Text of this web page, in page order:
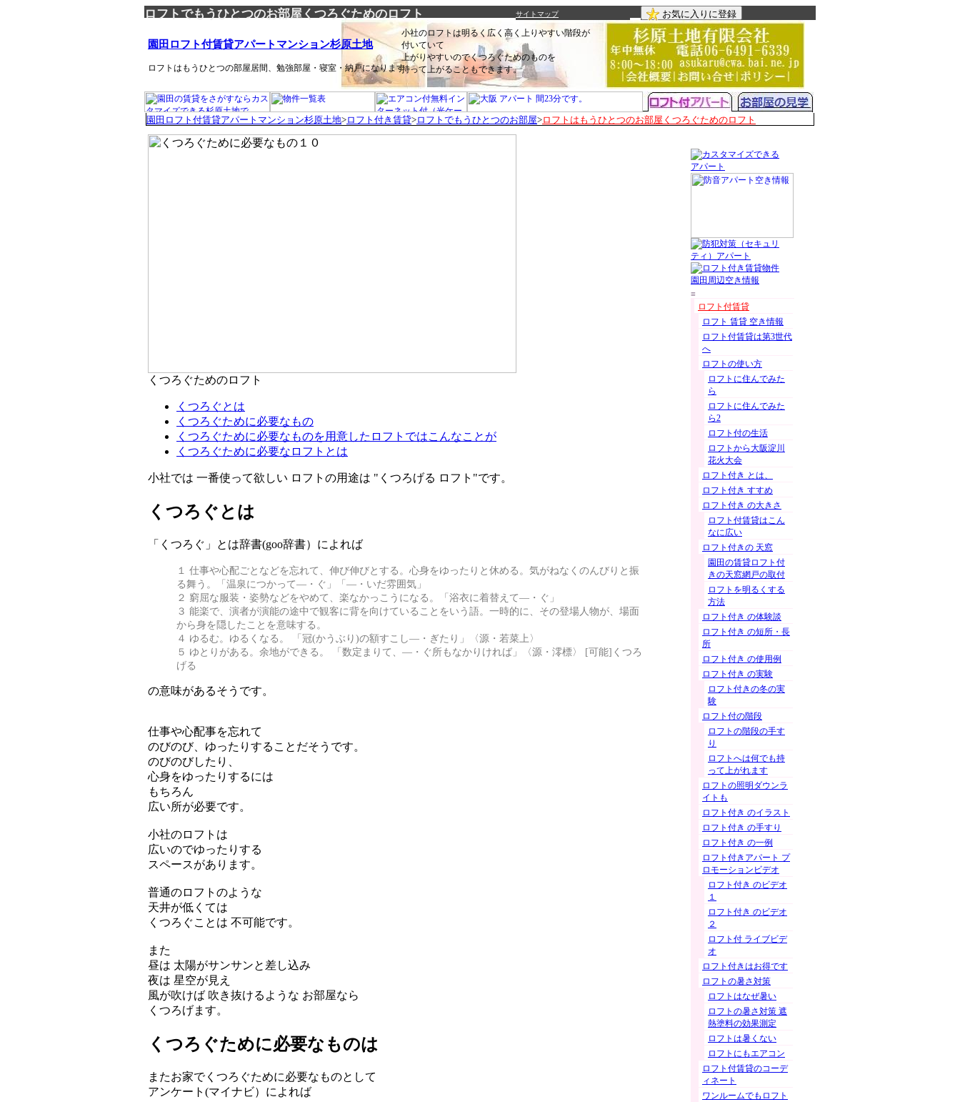
ロフトでもうひとつのお部屋くつろぐためのロフト
園田ロフト付賃貸アパートマンション杉原土地
ロフトはもうひとつの部屋居間、勉強部屋・寝室・納戸になります
小社のロフトは明るく広く高く上りやすい階段が
付いていて
上がりやすいのでくつろぐためのものを
持って上がることもできます。
くつろぐためのロフト
くつろぐとは
くつろぐために必要なもの
くつろぐために必要なものを用意したロフトではこんなことが
くつろぐために必要なロフトとは
小社では 一番使って欲しい ロフトの用途は "くつろげる ロフト"です。
くつろぐとは
「くつろぐ」とは辞書(goo辞書）によれば
１ 仕事や心配ごとなどを忘れて、伸び伸びとする。心身をゆったりと休める。気がねなくのんびりと振
る舞う。「温泉につかって―・ぐ」「―・いだ雰囲気」
２ 窮屈な服装・姿勢などをやめて、楽なかっこうになる。「浴衣に着替えて―・ぐ」
３ 能楽で、演者が演能の途中で観客に背を向けていることをいう語。一時的に、その登場人物が、場面
から身を隠したことを意味する。
４ ゆるむ。ゆるくなる。 「冠(かうぶり)の額すこし―・ぎたり」〈源・若菜上〉
５ ゆとりがある。余地ができる。 「数定まりて、―・ぐ所もなかりければ」〈源・澪標〉 [可能]くつろ
げる
の意味があるそうです。
仕事や心配事を忘れて
のびのび、ゆったりすることだそうです。
のびのびしたり、
心身をゆったりするには
もちろん
広い所が必要です。
小社のロフトは
広いのでゆったりする
スペースがあります。
普通のロフトのような
天井が低くては
くつろぐことは 不可能です。
また
昼は 太陽がサンサンと差し込み
夜は 星空が見え
風が吹けば 吹き抜けるような お部屋なら
くつろげます。
くつろぐために必要なものは
またお家でくつろぐために必要なものとして
アンケート(マイナビ）によれば
園田ロフト付賃貸アパートマンション杉原土地>ロフト付き賃貸>ロフトでもうひとつのお部屋>ロフトはもうひとつのお部屋くつろぐためのロフト
≡
ロフト付賃貸
ロフト 賃貸 空き情報
ロフト付賃貸は第3世代
へ
ロフトの使い方
ロフトに住んでみた
ら
ロフトに住んでみた
ら2
ロフト付の生活
ロフトから大阪淀川
花火大会
ロフト付き とは、
ロフト付き すすめ
ロフト付き の大きさ
ロフト付賃貸はこん
なに広い
ロフト付きの 天窓
園田の賃貸ロフト付
きの天窓網戸の取付
ロフトを明るくする
方法
ロフト付き の体験談
ロフト付き の短所・長
所
ロフト付き の使用例
ロフト付き の実験
ロフト付きの冬の実
験
ロフト付の階段
ロフトの階段の手す
り
ロフトへは何でも持
って上がれます
ロフトの照明ダウンラ
イトも
ロフト付き のイラスト
ロフト付き の手すり
ロフト付き の一例
ロフト付きアパート プ
ロモーションビデオ
ロフト付き のビデオ
１
ロフト付き のビデオ
２
ロフト付 ライブビデ
オ
ロフト付きはお得です
ロフトの暑さ対策
ロフトはなぜ暑い
ロフトの暑さ対策 遮
熱塗料の効果測定
ロフトは暑くない
ロフトにもエアコン
ロフト付賃貸のコーデ
ィネート
ワンルームでもロフト
サイトマップ お気に入りに登録